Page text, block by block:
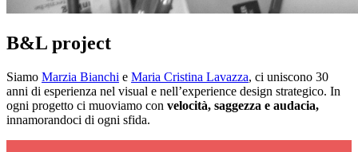
B&L project
Siamo Marzia Bianchi e Maria Cristina Lavazza, ci uniscono 30
anni di esperienza nel visual e nell’experience design strategico. In
ogni progetto ci muoviamo con velocità, saggezza e audacia,
innamorandoci di ogni sfida.